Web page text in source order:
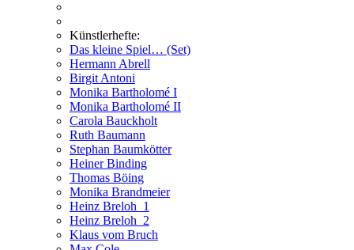
Künstlerhefte:
Das kleine Spiel… (Set)
Hermann Abrell
Birgit Antoni
Monika Bartholomé I
Monika Bartholomé II
Carola Bauckholt
Ruth Baumann
Stephan Baumkötter
Heiner Binding
Thomas Böing
Monika Brandmeier
Heinz Breloh_1
Heinz Breloh_2
Klaus vom Bruch